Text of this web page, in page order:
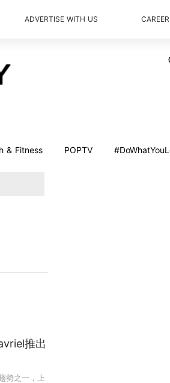
ADVERTISE WITH US CAREER
& Fitness POPTV
推出
勢之一，上